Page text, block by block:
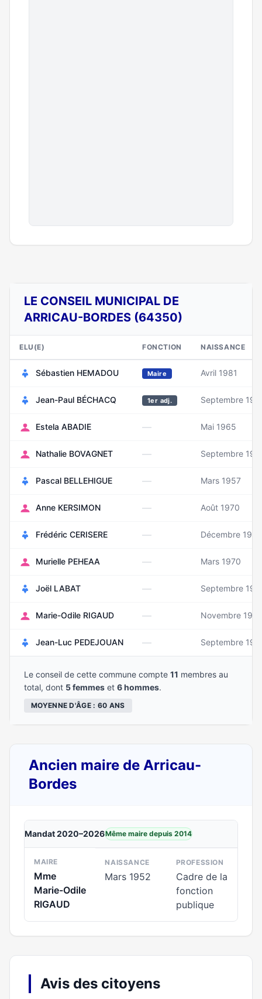
LE CONSEIL MUNICIPAL DE
ARRICAU-BORDES (64350)
ELU(E) FONCTION NAISSANCE
Sébastien HEMADOU Maire Avril 1981
Jean-Paul BÉCHACQ 1er adj. Septembre
Estela ABADIE — Mai 1965
Nathalie BOVAGNET — Septembre
Pascal BELLEHIGUE — Mars 1957
Anne KERSIMON — Août 1970
Frédéric CERISERE — Décembre 1964
Murielle PEHEAA — Mars 1970
Joël LABAT — Septembre
Marie-Odile RIGAUD — Novembre 1952
Jean-Luc PEDEJOUAN — Septembre
Le conseil de cette commune compte 11 membres au
total, dont 5 femmes et 6 hommes.
MOYENNE D'ÂGE : 60 ANS
Ancien maire de Arricau-
Bordes
Mandat 2020–2026Même maire depuis 2014
MAIRE
Mme
Marie-Odile
RIGAUD
NAISSANCE
Mars 1952
PROFESSION
Cadre de la
fonction
publique
Avis des citoyens